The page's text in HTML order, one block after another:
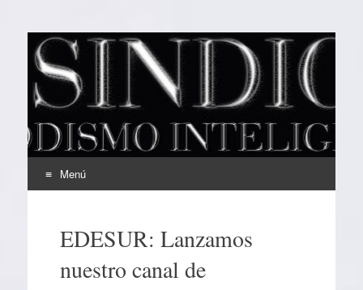
EL SINDICAL
Periodismo Inteligente
Menú
contenidoEDESUR: Lanzamos
nuestro canal de